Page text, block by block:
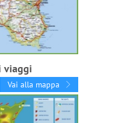
viaggi
Vai alla mappa